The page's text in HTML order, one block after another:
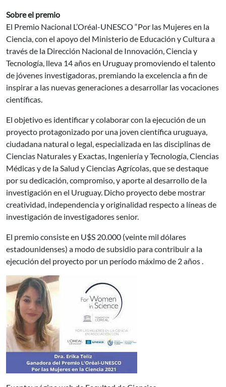
Sobre el premio
El Premio Nacional L’Oréal-UNESCO “Por las Mujeres en la
Ciencia, con el apoyo del Ministerio de Educación y Cultura a
través de la Dirección Nacional de Innovación, Ciencia y
Tecnología, lleva 14 años en Uruguay promoviendo el talento
de jóvenes investigadoras, premiando la excelencia a fin de
inspirar a las nuevas generaciones a desarrollar las vocaciones
científicas.
El objetivo es identificar y colaborar con la ejecución de un
proyecto protagonizado por una joven científica uruguaya,
ciudadana natural o legal, especializada en las disciplinas de
Ciencias Naturales y Exactas, Ingeniería y Tecnología, Ciencias
Médicas y de la Salud y Ciencias Agrícolas, que se destaque
por su dedicación, compromiso, y aporte al desarrollo de la
investigación en el Uruguay. Dicho proyecto debe mostrar
creatividad, independencia y originalidad respecto a líneas de
investigación de investigadores senior.
El premio consiste en U$S 20.000 (veinte mil dólares
estadounidenses) a modo de subsidio para contribuir a la
ejecución del proyecto por un período máximo de 2 años .